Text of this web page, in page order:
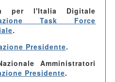
per l'Italia Digitale
Task Force
.
Presidente.
Amministratori
Presidente.